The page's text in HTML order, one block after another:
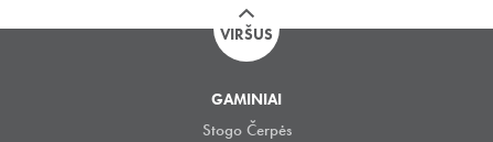
VIRŠUS
GAMINIAI
Stogo Čerpės